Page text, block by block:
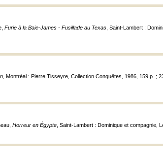
Furie à la Baie-James - Fusillade au Texas , Saint-Lambert :
, Montréal : Pierre Tisseyre, Collection Conquêtes, 1986, 159 p. ;
Horreur en Égypte , Saint-Lambert : Dominique et